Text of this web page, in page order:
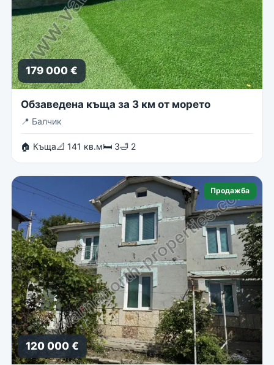
179 000 €
Обзаведена къща за 3 км от морето
📍 Балчик
🏠 Къща📐 141 кв.м🛏 3🛁 2
Продажба
120 000 €